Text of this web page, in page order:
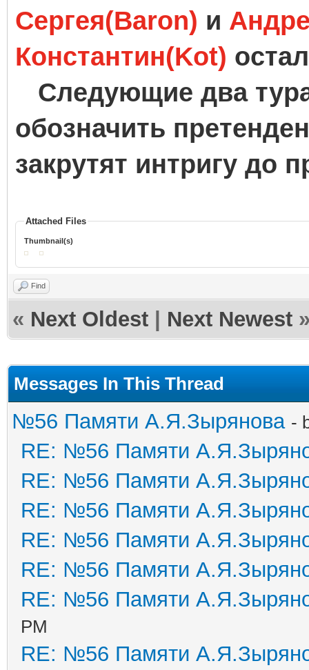
Сергея(Baron) и
Константин(Kot)
Следующие два
обозначить
закрутят интригу до
Attached Files
Thumbnail(s)
Find
« Next Oldest Next Newest
Messages In This Thread
№56 Памяти А.Я.Зырянова -
RE: №56 Памяти
RE: №56 Памяти
RE: №56 Памяти
RE: №56 Памяти
RE: №56 Памяти
RE: №56 Памяти
PM
RE: №56 Памяти